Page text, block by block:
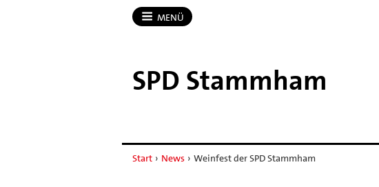
MENÜ
SPD Stammham
Start › News › Weinfest der SPD Stammham